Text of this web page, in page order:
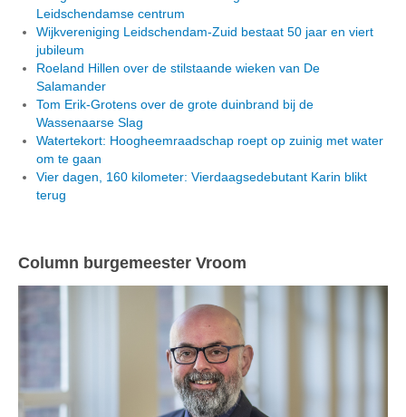
Leidschendamse centrum
Wijkvereniging Leidschendam-Zuid bestaat 50 jaar en viert
jubileum
Roeland Hillen over de stilstaande wieken van De
Salamander
Tom Erik-Grotens over de grote duinbrand bij de
Wassenaarse Slag
Watertekort: Hoogheemraadschap roept op zuinig met water
om te gaan
Vier dagen, 160 kilometer: Vierdaagsedebutant Karin blikt
terug
Column burgemeester Vroom